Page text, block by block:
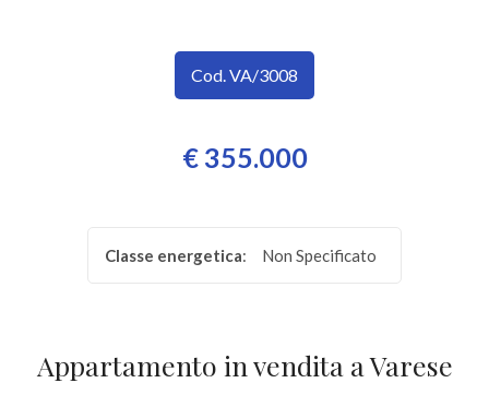
Cod. VA/3008
€ 355.000
Classe energetica: Non Specificato
Appartamento in vendita a Varese
multiscelta